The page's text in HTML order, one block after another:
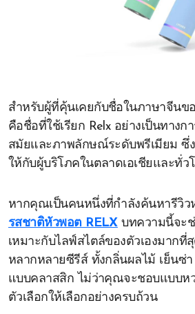
สำหรับผู้ที่คุ้นเคยกับชื่อในภาษาจีนข
คือชื่อที่ใช้เรียก Relx อย่างเป็นทาง
สมัยและภาพลักษณ์ระดับพรีเมียม ซึ่
ให้กับผู้บริโภคในตลาดเอเชียและทั่ว
หากคุณเป็นคนหนึ่งที่กำลังค้นหารีวิว
รสชาติหัวพอต RELXบทความนี้จะ
เหมาะกับไลฟ์สไตล์ของตัวเองมากที่
หลากหลายซีรีส์ ทั้งกลิ่นผลไม้ เย็นซ่
แบบคลาสสิก ไม่ว่าคุณจะชอบแบบห
ตัวเลือกให้เลือกอย่างครบถ้วน